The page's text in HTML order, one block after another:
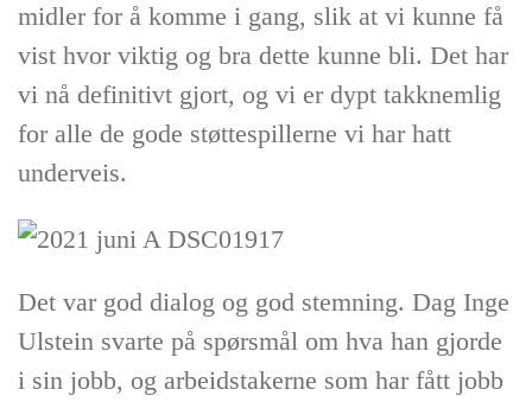
midler for å komme i gang, slik at vi kunne få
vist hvor viktig og bra dette kunne bli. Det har
vi nå definitivt gjort, og vi er dypt takknemlig
for alle de gode støttespillerne vi har hatt
underveis.
Det var god dialog og god stemning. Dag Inge
Ulstein svarte på spørsmål om hva han gjorde
i sin jobb, og arbeidstakerne som har fått jobb